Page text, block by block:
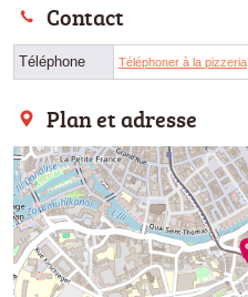
Contact
Téléphone Téléphoner à la pizzeria
Plan et adresse